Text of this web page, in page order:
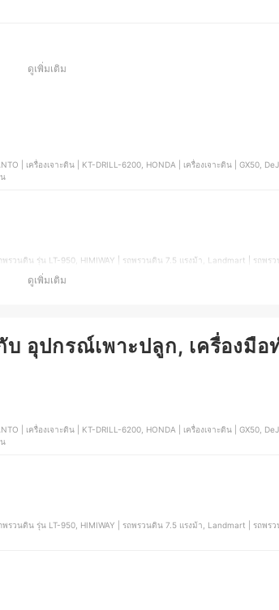
ดูเพิ่มเติม
| เครื่องเจาะดิน | GX50, DeJon | เครื่อง
ดูเพิ่มเติม
อุปกรณ์เพาะปลูก, เครื่องมือ
| เครื่องเจาะดิน | GX50, DeJon | เครื่อง